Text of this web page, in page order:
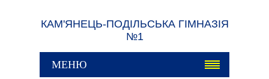
КАМ'ЯНЕЦЬ-ПОДІЛЬСЬКА ГІМНАЗІЯ
№1
МЕНЮ